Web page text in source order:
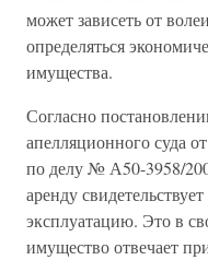
может зависеть от
определяться
имущества.
Согласно
апелляционного суда
по делу № А50-3958/
аренду
эксплуатацию. Это в
имущество отвечает